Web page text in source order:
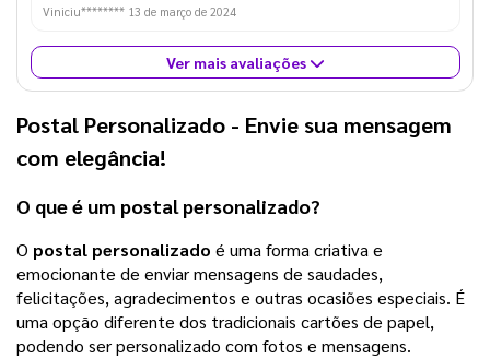
Viniciu******** 13 de março de 2024
Ver mais avaliações
Postal Personalizado - Envie sua mensagem
com elegância!
O que é um postal personalizado?
O postal personalizado é uma forma criativa e
emocionante de enviar mensagens de saudades,
felicitações, agradecimentos e outras ocasiões especiais. É
uma opção diferente dos tradicionais cartões de papel,
podendo ser personalizado com fotos e mensagens.